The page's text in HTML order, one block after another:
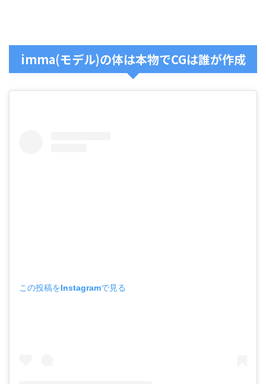
imma(モデル)の体は本物でCGは誰が作成
この投稿をInstagramで見る